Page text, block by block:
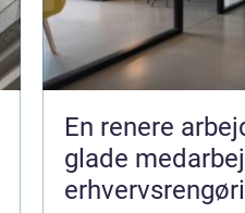
En renere
glade